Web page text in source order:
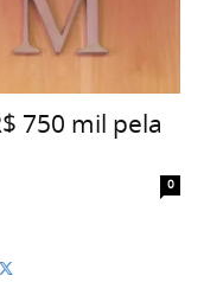
750 mil pela
0